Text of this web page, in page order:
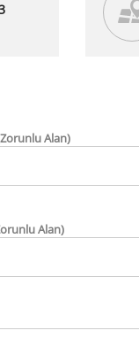
Alan)
Alan)